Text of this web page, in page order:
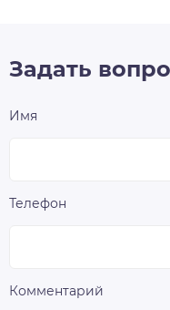
Задать
Имя
Телефон
Комментарий